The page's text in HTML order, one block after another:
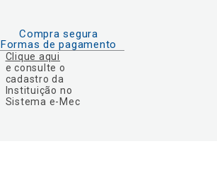
Compra segura
Formas de pagamento
Clique aqui
e consulte o
cadastro da
Instituição no
Sistema e-Mec